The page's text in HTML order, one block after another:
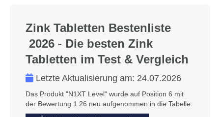
Zink Tabletten Bestenliste
2026 - Die besten Zink
Tabletten im Test & Vergleich
Letzte Aktualisierung am: 24.07.2026
Das Produkt "N1XT Level" wurde auf Position 6 mit
der Bewertung 1.26 neu aufgenommen in die Tabelle.